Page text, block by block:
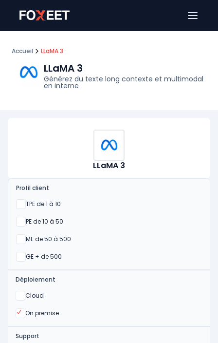
Accueil LLaMA 3
LLaMA 3
Générez du texte long contexte et multimodal
en interne
LLaMA 3
Profil client
TPE de 1 à 10
Oui
PE de 10 à 50
Oui
ME de 50 à 500
Oui
GE + de 500
Oui
Déploiement
Cloud
Oui
On premise
Oui
Support